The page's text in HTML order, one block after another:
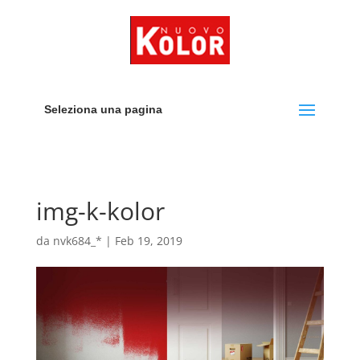
Seleziona una pagina
img-k-kolor
da nvk684_* | Feb 19, 2019